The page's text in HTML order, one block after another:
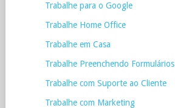
Trabalhe para o Google
Trabalhe Home Office
Trabalhe em Casa
Trabalhe Preenchendo Formulários
Trabalhe com Suporte ao Cliente
Trabalhe com Marketing